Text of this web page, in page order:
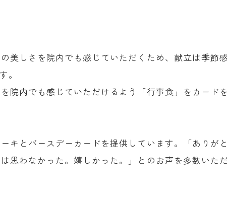
美しさを院内でも感じていただくため、献立は季節
。
院内でも感じていただけるよう「行事食」をカード
キとバースデーカードを提供しています。「ありが
思わなかった。嬉しかった。」とのお声を多数いた